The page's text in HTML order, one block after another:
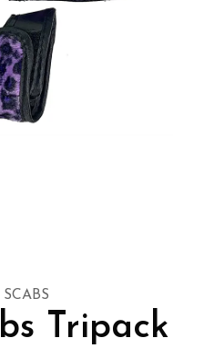
Tripack